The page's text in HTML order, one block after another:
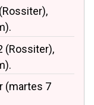
(Rossiter),
(martes 7